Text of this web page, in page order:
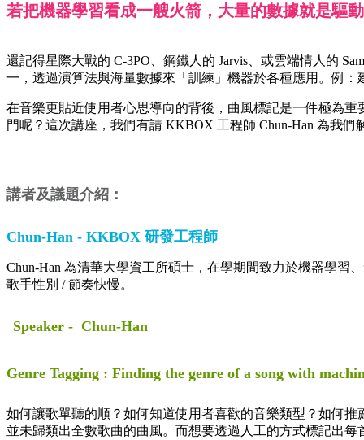
若把機器學習看成一艘火箭，大量的數據就是驅
還記得星際大戰的 C-3PO、鋼鐵人的 Jarvis、或雲端情人的
一，透過演算法與海量數據來「訓練」機器於各種應用。例
在音樂更貼近使用者心思導向的背後，曲風標記是一件極為
門呢？這次講座，我們有請 KKBOX 工程師 Chun-Han 為我
講者及議題介紹：
Chun-Han - KKBOX 研發工程師
Chun-Han 為清華大學資工所碩士，在學期間致力於機器學
歌手性別 / 節奏快慢。
Speaker - Chun-Han
Genre Tagging : Finding the genre of a song with
如何讓歌單聽的順？如何知道使用者喜歡的音樂類型？如何
並未歸類出全數歌曲的曲風。而想要透過人工的方式標記出